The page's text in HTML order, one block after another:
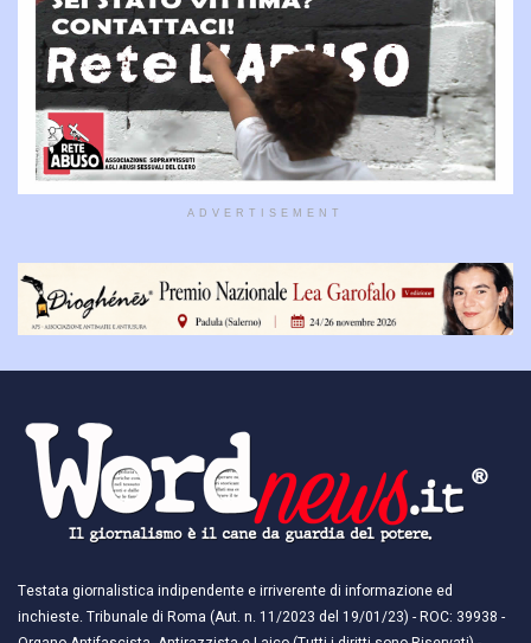
ADVERTISEMENT
Testata giornalistica indipendente e irriverente di informazione ed
inchieste. Tribunale di Roma (Aut. n. 11/2023 del 19/01/23) - ROC: 39938 -